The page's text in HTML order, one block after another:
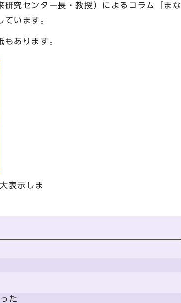
究センター長・教授）によるコラム「まな
います。
あります。
示しま
た